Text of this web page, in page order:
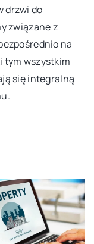
drzwi do
związane z
na
tym wszystkim
się integralną